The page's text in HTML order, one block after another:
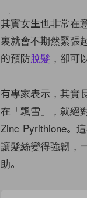
其實女生也非常在
裏就會不期然緊張
的預防脫髮 ，卻可
有專家表示，其實
在「飄雪」，就絕
Zinc Pyrithione。
讓髮絲變得強韌，
助。